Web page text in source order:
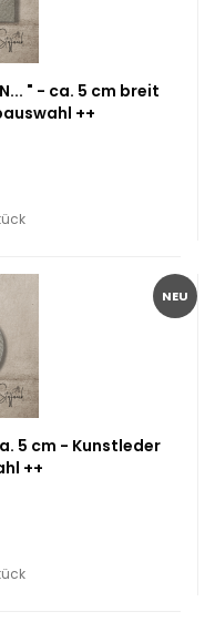
" - ca. 5 cm breit
++
NEU
5 cm - Kunstleder
++